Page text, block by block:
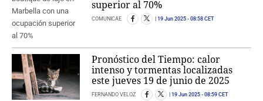
superior al 70%
COMUNICAE 19 Jun 2025 - 08:58 CET
Pronóstico del Tiempo: calor
intenso y tormentas localizadas
este jueves 19 de junio de 2025
FERNANDO VELOZ 19 Jun 2025 - 08:59 CET